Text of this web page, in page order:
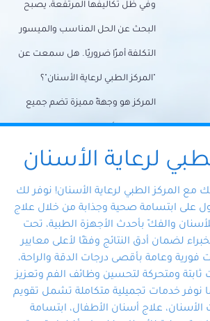
وفي ظل تكاليفها المرتفعة، يصبح
البحث عن الحل المناسب والميسور
التكلفة أمرًا ضروريًا. هل سمعت عن
"المركز الطبي لرعاية الأسنان"؟
المركز هو وجهةً مميزة تضم جميع
احتياجات الأسنان تحت سقف واحد،
وتضمن لك حلاً شاملًا لجميع
المتخصص ذوي الخبرة، ستجد نفسك
في أيد أمينة تلبي احتياجاتك بكل
احترافية ودقة.
لرعاية الأسنان
المركز الطبي لرعاية الأسنان! نوفر لك
على ابتسامة صحية وجذابة من خلال علاج
والفكّ بأحدث الأجهزة الطبية، تحت
لضمان أدق النتائج وفقًا لأعلى معايير
فورية وعامة بأقصى درجات الدقة والراحة،
ثابتة ومتحركة لتحسين وظائف الفم وتعزيز
نوفر خدمات تجميلية متكاملة تشمل تقويم
علاج أسنان الأطفال، ابتسامة